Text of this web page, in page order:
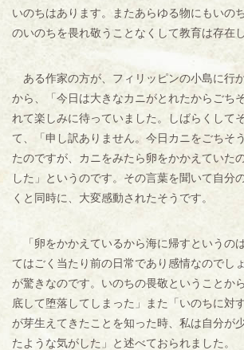
いのちはあります。またあらゆる物にもいの
のいのちを畏れ敬うことなくして教育は存在
ある作家の方が、フィリッピンの小島に行
から、「今日は大きなカニがとれたからごち
れて楽しみに待っていました。しばらくして
て、「申し訳ありません。今日カニをごちそ
たのですが、カニをみたら卵をかかえていた
した」というのです。その言葉を聞いて自分
くと同時に、大変感動されたそうです。
「卵をかかえているから海に帰すというの
てはごく当たり前の日常であり感情なのでし
が驚きなのです。いのちの畏敬ということか
底して堕落してしまった」また「いのちに対
が芽生えてきたことを知った時、私は自分が
たような気がした」と述べておられました。